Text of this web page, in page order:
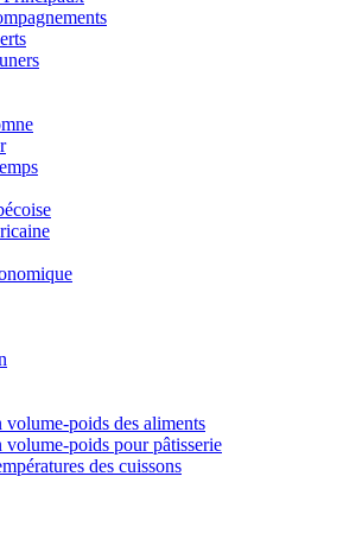
volume-poids des aliments
volume-poids pour pâtisserie
des cuissons